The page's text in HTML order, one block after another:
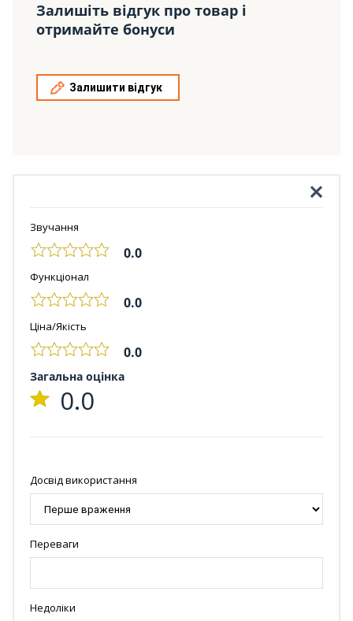
Залишіть відгук про товар і
отримайте бонуси
Залишити відгук
Звучання
0.0
Функціонал
0.0
Ціна/Якість
0.0
Загальна оцінка
0.0
Досвід використання
Переваги
Недоліки